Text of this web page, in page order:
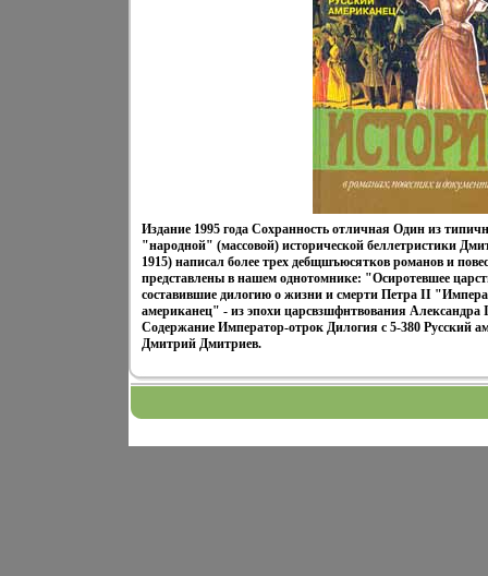
Издание 1995 года Сохранность отличная Один из
"народной" (массовой) исторической беллетристики
1915) написал более трех дебщшъюсятков романов и
представлены в нашем однотомнике: "Осиротевшее
составившие дилогию о жизни и смерти Петра II
американец" - из эпохи царсвзшфнтвования Александра
Содержание Император-отрок Дилогия c 5-380 Русский
Дмитрий Дмитриев.